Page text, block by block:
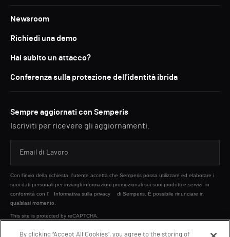
Newsroom
Richiedi una demo
Hai subito un attacco?
Conferenza sulla protezione dell'identità ibrida
Sempre aggiornati con Semperis
Iscriviti per ricevere gli aggiornamenti.
Con l'invio della richiesta, l'utente accetta che Semperis possa utilizzare ed elaborare i
suoi dati personali per inviargli informazioni promozionali sui suoi prodotti e servizi, in
conformità con l'
Informativa sulla privacy
di Semperis. È possibile rinunciare in
qualsiasi momento.
This site is protected by reCAPTCHA.
By clicking “Accept All Cookies”, you agree to the storing of